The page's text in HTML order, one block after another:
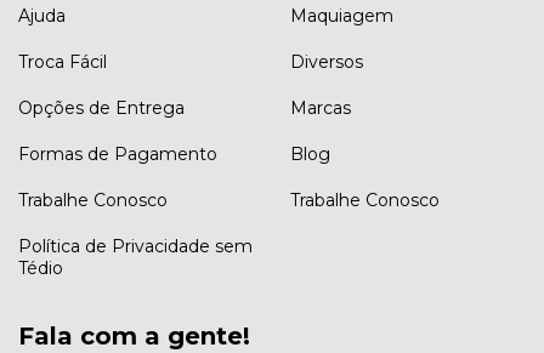
Ajuda
Troca Fácil
Opções de Entrega
Formas de Pagamento
Trabalhe Conosco
Política de Privacidade sem
Tédio
Maquiagem
Diversos
Marcas
Blog
Trabalhe Conosco
Fala com a gente!